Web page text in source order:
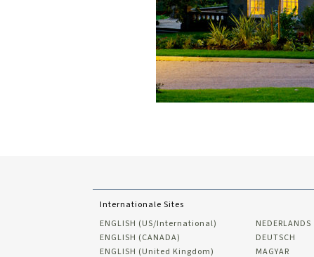
Internationale Sites
ENGLISH (US/International)
ENGLISH (CANADA)
ENGLISH (United Kingdom)
NEDERLANDS
DEUTSCH
MAGYAR